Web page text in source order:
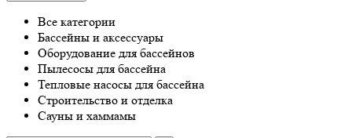
Все категории
Бассейны и аксессуары
Оборудование для бассейнов
Пылесосы для бассейна
Тепловые насосы для бассейна
Строительство и отделка
Сауны и хаммамы